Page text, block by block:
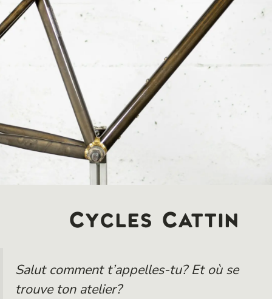
Cycles Cattin
Salut comment t’appelles-tu? Et où se
trouve ton atelier?